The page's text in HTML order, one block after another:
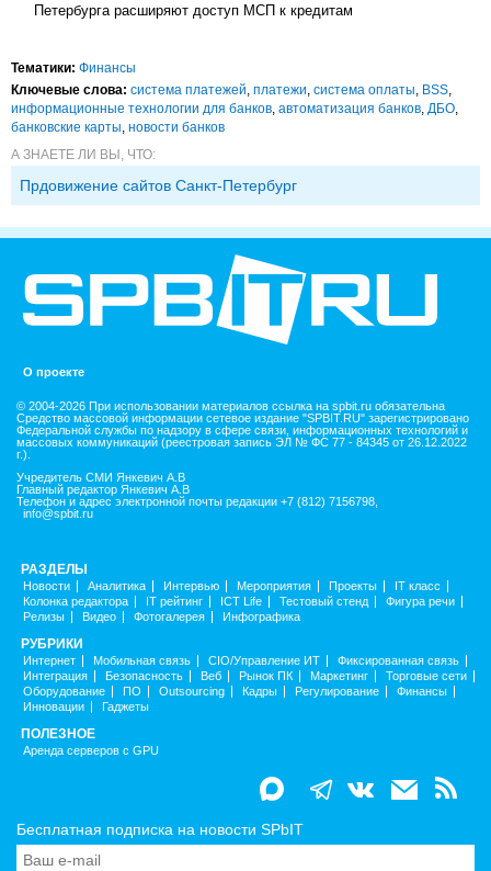
Петербурга расширяют доступ МСП к кредитам
Тематики: Финансы
Ключевые слова: система платежей, платежи, система оплаты, BSS,
информационные технологии для банков, автоматизация банков, ДБО,
банковские карты, новости банков
А ЗНАЕТЕ ЛИ ВЫ, ЧТО:
Прдовижение сайтов Санкт-Петербург
О проекте
© 2004-2026 При использовании материалов ссылка на spbit.ru обязательна
Средство массовой информации сетевое издание "SPBIT.RU" зарегистрировано
Федеральной службы по надзору в сфере связи, информационных технологий и
массовых коммуникаций (реестровая запись ЭЛ № ФС 77 - 84345 от 26.12.2022
г.).
Учредитель СМИ Янкевич А.В
Главный редактор Янкевич А.В
Телефон и адрес электронной почты редакции +7 (812) 7156798,
info@spbit.ru
РАЗДЕЛЫ
Новости Аналитика Интервью Мероприятия Проекты
IT класс
Колонка редактора
IT рейтинг ICT Life Тестовый стенд
Фигура речи
Релизы
Видео Фотогалерея Инфографика
РУБРИКИ
Интернет Мобильная связь CIO/Управление ИТ
Фиксированная связь
Интеграция
Безопасность Веб Рынок ПК Маркетинг
Торговые сети
Оборудование
ПО Outsourcing Кадры Регулирование
Финансы
Инновации
Гаджеты
ПОЛЕЗНОЕ
Аренда серверов с GPU
Бесплатная подписка на новости SPbIT